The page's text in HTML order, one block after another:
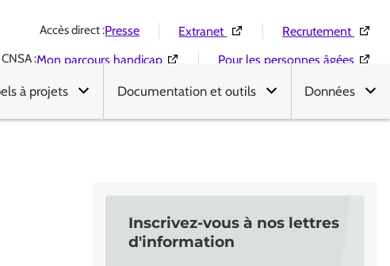
Accès direct :Presse Extranet (Ouverture dans une nouvelle
Recrutement
:Mon parcours handicap(Ouverture dans une nouvelle fenêtre)
Pour les personnes âgées
à projets Documentation et outils Données
Inscrivez-vous à nos lettres
d'information